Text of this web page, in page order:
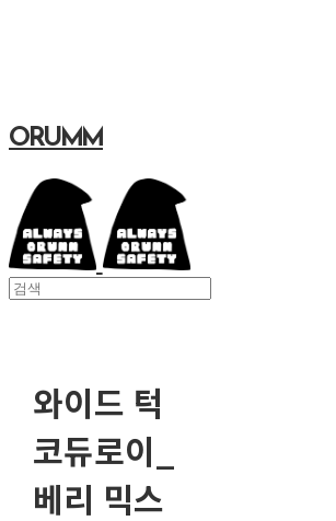
ORUMM
와이드 턱
코듀로이_
베리 믹스